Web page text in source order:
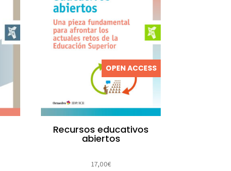
OPEN ACCESS
Recursos educativos
abiertos
17,00€